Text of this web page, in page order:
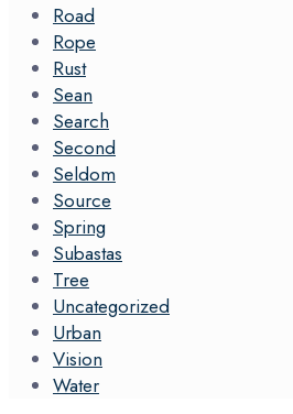
Road
Rope
Rust
Sean
Search
Second
Seldom
Source
Spring
Subastas
Tree
Uncategorized
Urban
Vision
Water